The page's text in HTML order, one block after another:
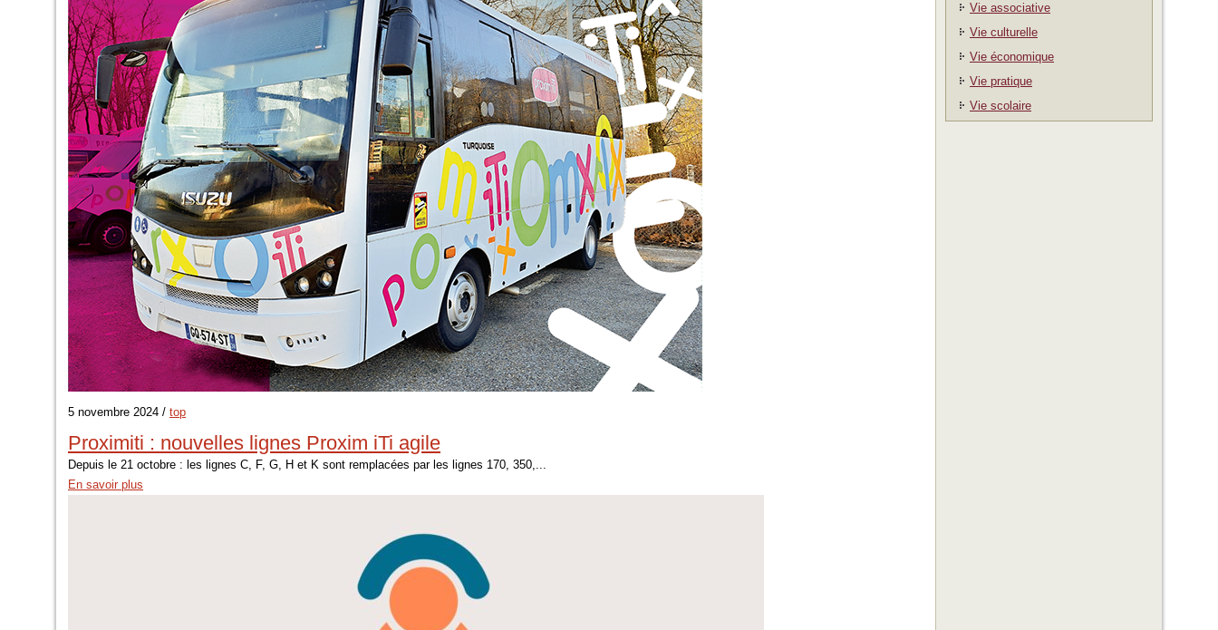
5 novembre 2024 / top
Proximiti : nouvelles lignes Proxim iTi agile
Depuis le 21 octobre : les lignes C, F, G, H et K sont remplacées par les lignes 170, 350,...
En savoir plus
Vie associative
Vie culturelle
Vie économique
Vie pratique
Vie scolaire